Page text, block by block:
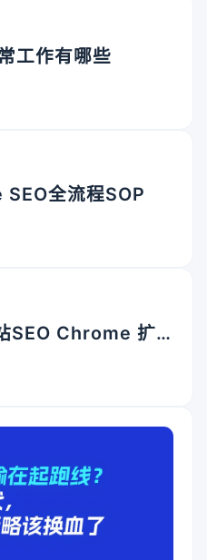
工作有哪些
全流程SOP
SEO Chrome 扩